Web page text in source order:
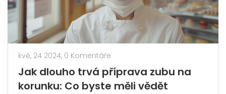
kvě, 24 2024, 0 Komentáře
Jak dlouho trvá příprava zubu na
korunku: Co byste měli vědět